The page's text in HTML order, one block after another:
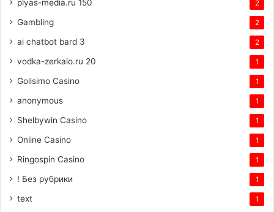
plyas-media.ru 150 2
Gambling 2
ai chatbot bard 3 2
vodka-zerkalo.ru 20 1
Golisimo Casino 1
anonymous 1
Shelbywin Casino 1
Online Casino 1
Ringospin Casino 1
! Без рубрики 1
text 1